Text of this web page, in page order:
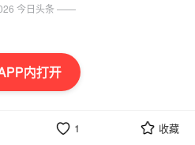
内打开
1 收藏
今日头条 ——